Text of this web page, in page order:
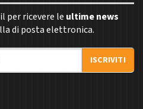
per ricevere le ultime news
di posta elettronica.
ISCRIVITI